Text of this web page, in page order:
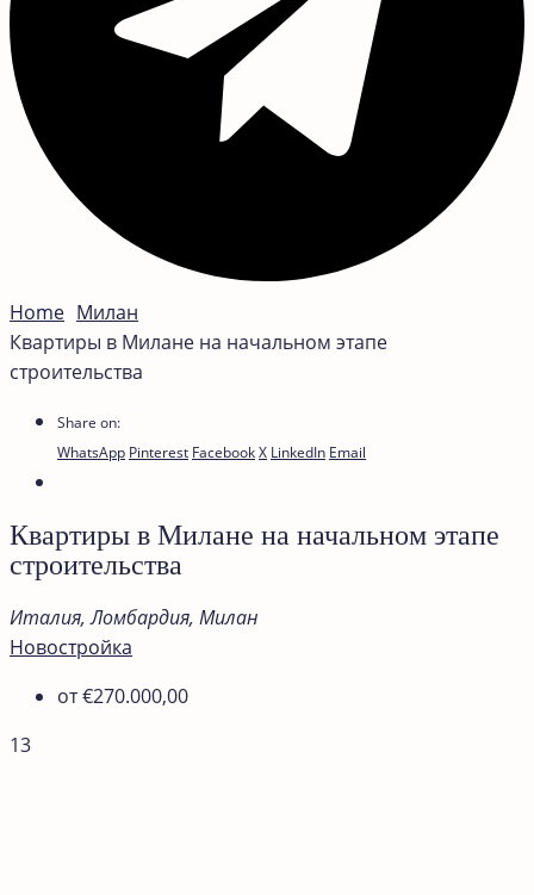
Home Милан
Квартиры в Милане на начальном этапе
строительства
Share on:
WhatsApp Pinterest FacebookX LinkedIn Email
Квартиры в Милане на начальном этапе
строительства
Италия, Ломбардия, Милан
Новостройка
от€270.000,00
13